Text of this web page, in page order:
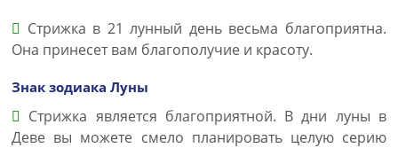
Стрижка в 21 лунный день весьма благоприятна.
Она принесет вам благополучие и красоту.
Знак зодиака Луны
Стрижка является благоприятной. В дни луны в
Деве вы можете смело планировать целую серию